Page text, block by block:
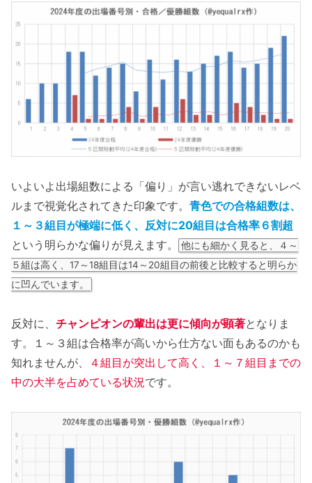
いよいよ出場組数による「偏り」が言い逃れできないレベ
ルまで視覚化されてきた印象です。 青色での合格組数は、
１～３組目が極端に低く、反対に20組目は合格率６割超
という明らかな偏りが見えます。
他にも細かく見ると、４～
５組は高く、17～18組目は14～20組目の前後と比較すると明らか
に凹んでいます。
反対に、 チャンピオンの輩出は更に傾向が顕著となりま
す。１～３組は合格率が高いから仕方ない面もあるのかも
知れませんが、
４組目が突出して高く、１～７組目までの
中の大半を占めている状況です。